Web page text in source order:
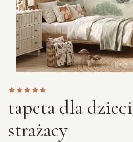
tapeta dla
strażacy